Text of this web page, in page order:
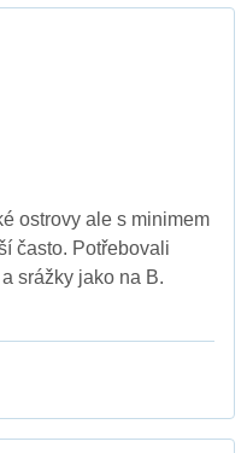
ostrovy ale s minimem
často. Potřebovali
srážky jako na B.